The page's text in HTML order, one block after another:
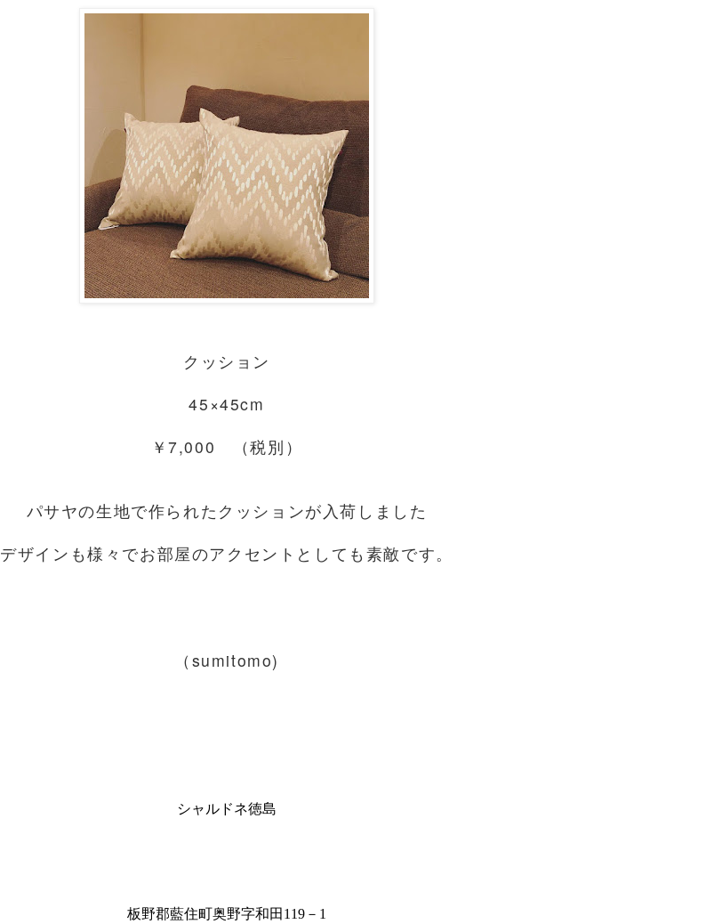
クッション
45×45cm
￥7,000 （税別）
パサヤの生地で作られたクッションが入荷しました
デザインも様々でお部屋のアクセントとしても素敵です。
（sumitomo)
シャルドネ徳島
板野郡藍住町奥野字和田119－1